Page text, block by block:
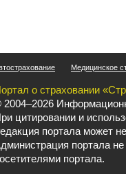
Медицинское
о страховании
2004–2026
цитировании и
портала может
портала
портала.